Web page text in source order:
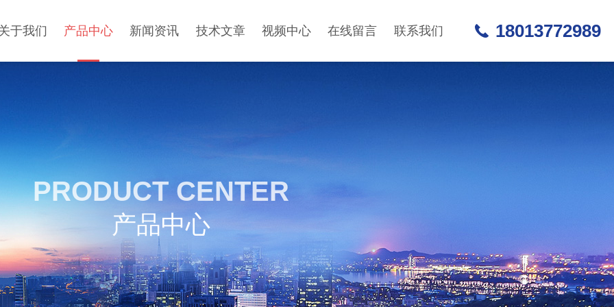
于我们 产品中心 新闻资讯 技术文章 视频中心 在线留言 联系我们 18013772989
PRODUCT CENTER
产品中心